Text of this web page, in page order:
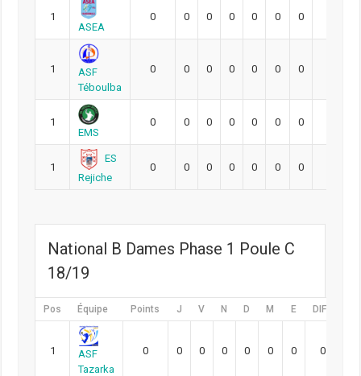
1
ASEA
0 0 0 0 0 0 0
1
ASF
Téboulba
0 0 0 0 0 0 0
1
EMS
0 0 0 0 0 0 0
1
ES
Rejiche
0 0 0 0 0 0 0
National B Dames Phase 1 Poule C
18/19
Pos Équipe Points J V N D M E DIFF
1
ASF
Tazarka
0 0 0 0 0 0 0 0